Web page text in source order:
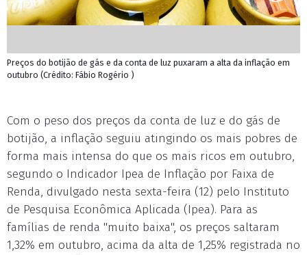
Preços do botijão de gás e da conta de luz puxaram a alta da inflação em
outubro (Crédito: Fábio Rogério )
Com o peso dos preços da conta de luz e do gás de
botijão, a inflação seguiu atingindo os mais pobres de
forma mais intensa do que os mais ricos em outubro,
segundo o Indicador Ipea de Inflação por Faixa de
Renda, divulgado nesta sexta-feira (12) pelo Instituto
de Pesquisa Econômica Aplicada (Ipea). Para as
famílias de renda "muito baixa", os preços saltaram
1,32% em outubro, acima da alta de 1,25% registrada no